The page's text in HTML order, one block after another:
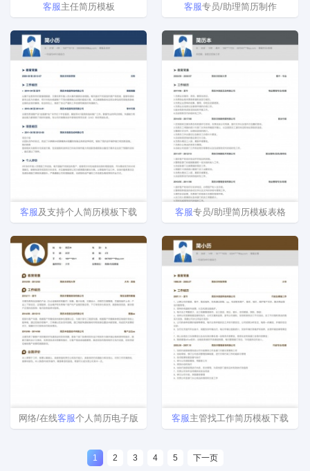
客服主任简历模板 客服专员/助理简历制作
客服及支持个人简历模板下载 客服专员/助理简历模板表格
网络/在线客服个人简历电子版 客服主管找工作简历模板下载
1 2 3 4 5 下一页